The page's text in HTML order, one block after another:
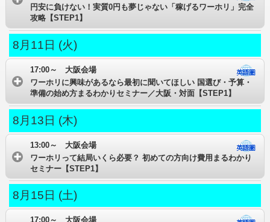
円安に負けない！実質0円も夢じゃない「稼げるワーホリ」完全
攻略【STEP1】
8月11日 (火)
17:00～ 大阪会場
ワーホリに興味があるなら最初に聞いてほしい 国選び・予算・
準備の始め方まるわかりセミナー／大阪・対面【STEP1】
8月13日 (木)
13:00～ 大阪会場
ワーホリって結局いくら必要？ 初めての方向け費用まるわかり
セミナー【STEP1】
8月15日 (土)
17:00～ 大阪会場